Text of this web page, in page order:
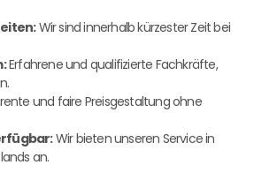
Wir sind innerhalb kürzester Zeit bei
Erfahrene und qualifizierte Fachkräfte,
und faire Preisgestaltung ohne
Wir bieten unseren Service in
an.